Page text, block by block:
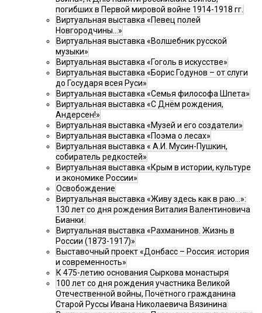
погибших в Первой мировой войне 1914-1918 гг.
Виртуальная выставка «Певец полей
Новгородчины…»
Виртуальная выставка «Волшебник русской
музыки»
Виртуальная выставка «Гоголь в искусстве»
Виртуальная выставка «Борис Годунов – от слуги
до Государя всея Руси»
Виртуальная выставка «Семья философа Шпета»
Виртуальная выставка «С Днём рождения,
Андерсен!»
Виртуальная выставка «Музей и его создатели»
Виртуальная выставка «Поэма о лесах»
Виртуальная выставка « А.И. Мусин-Пушкин,
собиратель редкостей»
Виртуальная выставка «Крым в истории, культуре
и экономике России»
Освобождение
Виртуальная выставка «Живу здесь как в раю…»:
130 лет со дня рождения Виталия Валентиновича
Бианки.
Виртуальная выставка «Рахманинов. Жизнь в
России (1873-1917)»
Выставочный проект «Донбасс – Россия: история
и современность»
К 475-летию основания Сыркова монастыря
100 лет со дня рождения участника Великой
Отечественной войны, Почётного гражданина
Старой Руссы Ивана Николаевича Вязинина